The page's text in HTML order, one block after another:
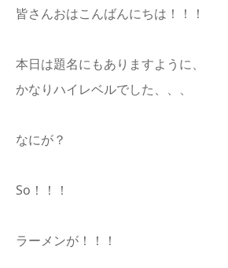
皆さんおはこんばんにちは！！！
本日は題名にもありますように、
かなりハイレベルでした、、、
なにが？
So！！！
ラーメンが！！！